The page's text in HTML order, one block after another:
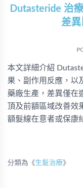
Dutasteride 治
差
本文詳細介紹
果、副作用反應，以
藥廠生產，差異僅在
頂及前額區域改善
額髮線在意者或保康
分類為《生髮治療》